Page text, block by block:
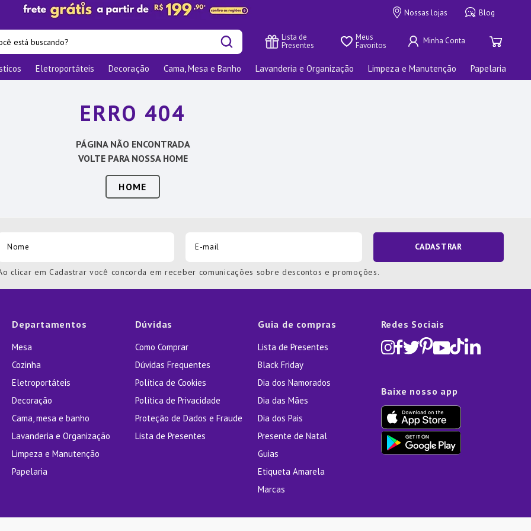
Nossas lojas Blog
está buscando?
Lista de
Presentes
Meus
Favoritos
Eletroportáteis Decoração Cama, Mesa e Banho Lavanderia e Organização Limpeza e Manutenção Papelaria
ERRO 404
PÁGINA NÃO ENCONTRADA
VOLTE PARA NOSSA HOME
HOME
CADASTRAR
clicar em Cadastrar você concorda em receber comunicações sobre descontos e promoções.
Departamentos
Mesa
Cozinha
Eletroportáteis
Decoração
Cama, mesa e banho
Lavanderia e Organização
Limpeza e Manutenção
Papelaria
Dúvidas
Como Comprar
Dúvidas Frequentes
Política de Cookies
Política de Privacidade
Proteção de Dados e Fraude
Lista de Presentes
Guia de compras
Lista de Presentes
Black Friday
Dia dos Namorados
Dia das Mães
Dia dos Pais
Presente de Natal
Guias
Etiqueta Amarela
Marcas
Redes Sociais
Baixe nosso app
buscados